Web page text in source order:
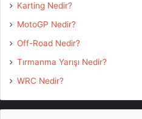
Karting Nedir?
MotoGP Nedir?
Off-Road Nedir?
Tırmanma Yarışı Nedir?
WRC Nedir?